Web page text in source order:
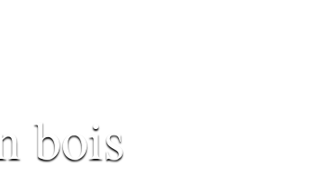
bois